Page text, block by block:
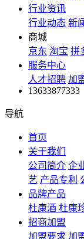
行业资讯
行业动态 新
商城
京东 淘宝 拼
服务中心
人才招聘 加
13633877333
导航
首页
关于我们
公司简介 企
艺 产品专利
品牌产品
杜康酒 杜康
招商加盟
加盟要求 加